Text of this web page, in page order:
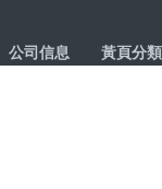
公司信息 黃頁分類